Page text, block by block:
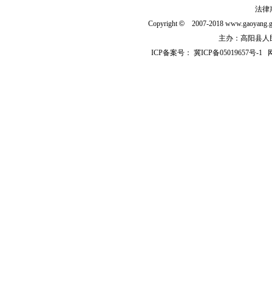
法律
Copyright© 2007-2018
主办：高阳县人
ICP备案号：冀ICP备05019657号-1